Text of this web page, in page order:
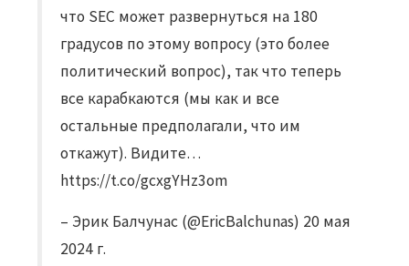
что SEC может развернуться на 180
градусов по этому вопросу (это более
политический вопрос), так что теперь
все карабкаются (мы как и все
остальные предполагали, что им
откажут). Видите…
https://t.co/gcxgYHz3om
– Эрик Балчунас (@EricBalchunas) 20 мая
2024 г.